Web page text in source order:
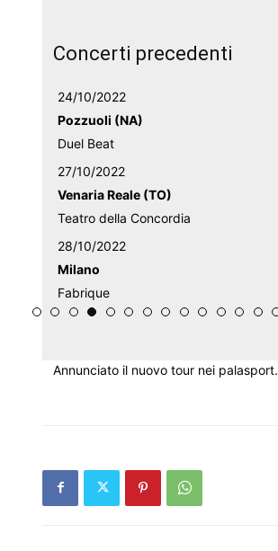
Concerti precedenti
24/10/2022
Pozzuoli (NA)
Duel Beat
27/10/2022
Venaria Reale (TO)
Teatro della Concordia
28/10/2022
Milano
Fabrique
Annunciato il nuovo tour nei palasport.